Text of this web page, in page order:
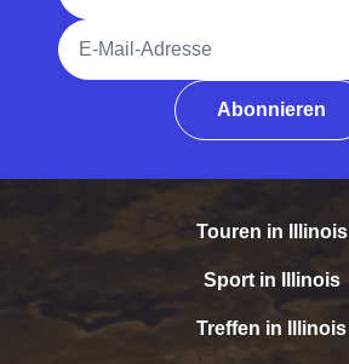
E-Mail-Adresse
Abonnieren
Touren in Illinois
Sport in Illinois
Treffen in Illinois